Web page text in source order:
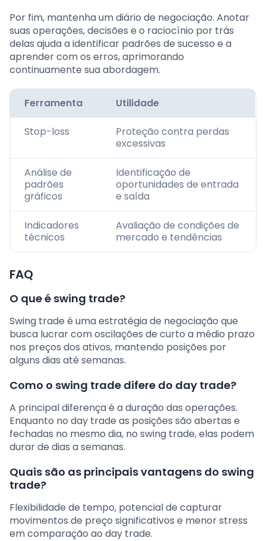
Por fim, mantenha um diário de negociação. Anotar
suas operações, decisões e o raciocínio por trás
delas ajuda a identificar padrões de sucesso e a
aprender com os erros, aprimorando
continuamente sua abordagem.
Ferramenta Utilidade
Stop-loss
Proteção contra perdas
excessivas
Análise de
padrões
gráficos
Identificação de
oportunidades de entrada
e saída
Indicadores
técnicos
Avaliação de condições de
mercado e tendências
FAQ
O que é swing trade?
Swing trade é uma estratégia de negociação que
busca lucrar com oscilações de curto a médio prazo
nos preços dos ativos, mantendo posições por
alguns dias até semanas.
Como o swing trade difere do day trade?
A principal diferença é a duração das operações.
Enquanto no day trade as posições são abertas e
fechadas no mesmo dia, no swing trade, elas podem
durar de dias a semanas.
Quais são as principais vantagens do swing
trade?
Flexibilidade de tempo, potencial de capturar
movimentos de preço significativos e menor stress
em comparação ao day trade.